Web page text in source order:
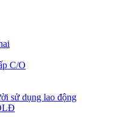
C/O
sử dụng lao động